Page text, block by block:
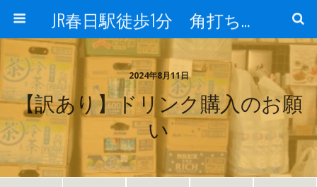
JR春日駅徒歩1分 角打ち 酒のフヨー
2024年8月11日
【訳あり】ドリンク購入のお願
い